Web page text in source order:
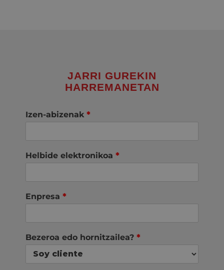
JARRI GUREKIN
HARREMANETAN
Izen-abizenak *
Helbide elektronikoa *
Enpresa *
Bezeroa edo hornitzailea? *